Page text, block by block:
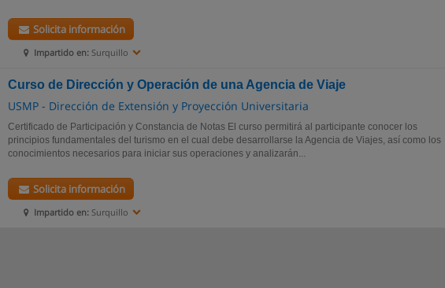
Impartido en: Surquillo
Solicita información
Curso de Dirección y Operación de una Agencia de Viaje
USMP - Dirección de Extensión y Proyección Universitaria
Certificado de Participación y Constancia de Notas El curso permitirá al participante conocer los
principios fundamentales del turismo en el cual debe desarrollarse la Agencia de Viajes, así como los
conocimientos necesarios para iniciar sus operaciones y analizarán...
Impartido en: Surquillo
Solicita información